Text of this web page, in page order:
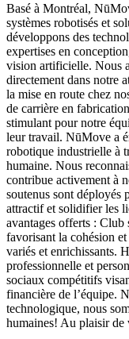
Basé à Montréal,
systèmes robotisés et
développons des
expertises en
vision artificielle. Nous
directement dans notre
la mise en route chez
de carrière en
stimulant pour notre
leur travail. NūMove a
robotique industrielle à
humaine. Nous
contribue activement à
soutenus sont déployés
attractif et solidifier les
avantages offerts : Club
favorisant la cohésion
variés et enrichissants.
professionnelle et
sociaux compétitifs
financière de l’équipe.
technologique, nous
humaines! Au plaisir